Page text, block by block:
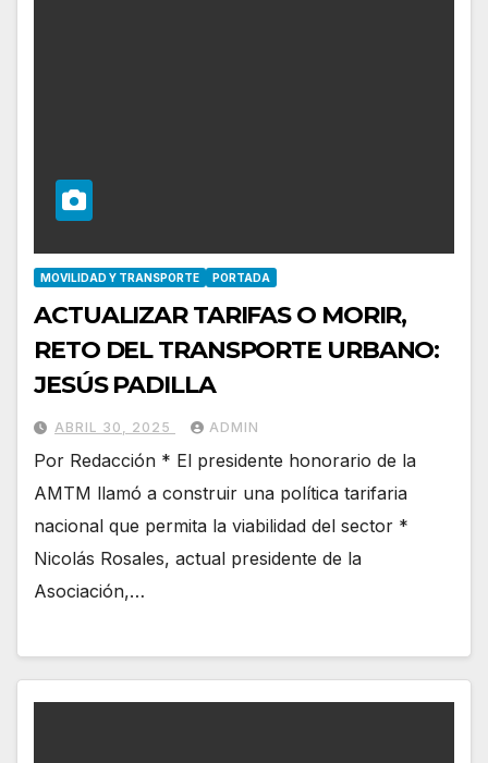
MOVILIDAD Y TRANSPORTE PORTADA
ACTUALIZAR TARIFAS O MORIR,
RETO DEL TRANSPORTE URBANO:
JESÚS PADILLA
ABRIL 30, 2025 ADMIN
Por Redacción * El presidente honorario de la
AMTM llamó a construir una política tarifaria
nacional que permita la viabilidad del sector *
Nicolás Rosales, actual presidente de la
Asociación,…